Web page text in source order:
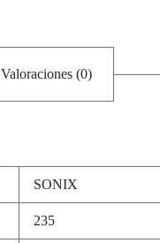
Valoraciones (0)
SONIX
235